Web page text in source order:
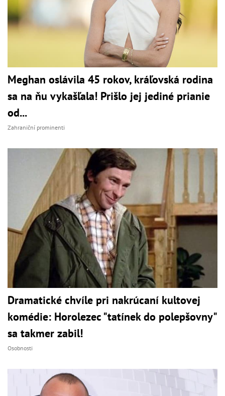
Meghan oslávila 45 rokov, kráľovská rodina
sa na ňu vykašľala! Prišlo jej jediné prianie
od...
Zahraniční prominenti
Dramatické chvíle pri nakrúcaní kultovej
komédie: Horolezec "tatínek do polepšovny"
sa takmer zabil!
Osobnosti